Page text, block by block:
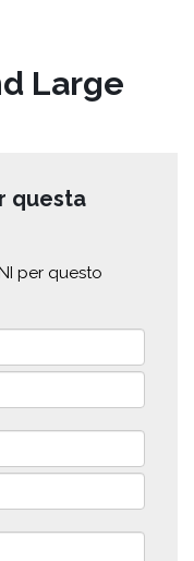
Large
questa
per questo